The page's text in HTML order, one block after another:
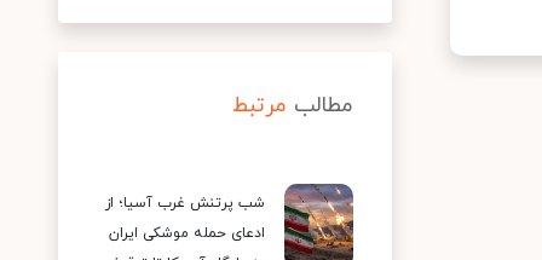
مطالب مرتبط
شب پرتنش غرب آسیا؛ از
ادعای حمله موشکی ایران